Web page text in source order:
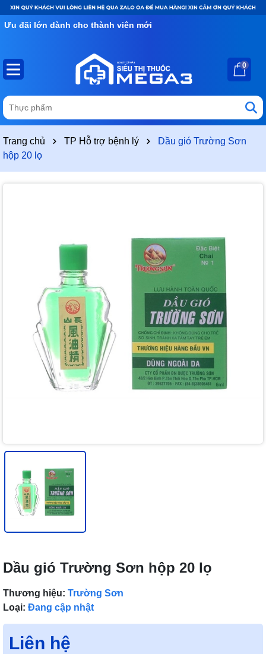
Ưu đãi lớn dành cho thành viên mới
0
Trang chủ TP Hỗ trợ bệnh lý
Dầu gió Trường Sơn
hộp 20 lọ
Dầu gió Trường Sơn hộp 20 lọ
Thương hiệu: Trường Sơn
Loại: Đang cập nhật
Liên hệ